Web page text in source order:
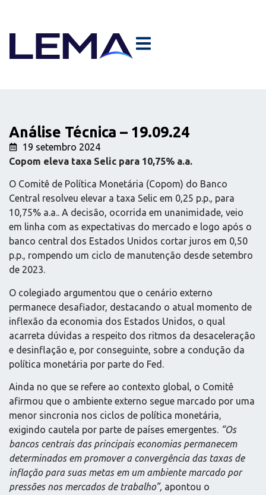
Análise Técnica – 19.09.24
19 setembro 2024
Copom eleva taxa Selic para 10,75% a.a.
O Comitê de Política Monetária (Copom) do Banco
Central resolveu elevar a taxa Selic em 0,25 p.p., para
10,75% a.a.. A decisão, ocorrida em unanimidade, veio
em linha com as expectativas do mercado e logo após o
banco central dos Estados Unidos cortar juros em 0,50
p.p., rompendo um ciclo de manutenção desde setembro
de 2023.
O colegiado argumentou que o cenário externo
permanece desafiador, destacando o atual momento de
inflexão da economia dos Estados Unidos, o qual
acarreta dúvidas a respeito dos ritmos da desaceleração
e desinflação e, por conseguinte, sobre a condução da
política monetária por parte do Fed.
Ainda no que se refere ao contexto global, o Comitê
afirmou que o ambiente externo segue marcado por uma
menor sincronia nos ciclos de política monetária,
exigindo cautela por parte de países emergentes. “Os
bancos centrais das principais economias permanecem
determinados em promover a convergência das taxas de
inflação para suas metas em um ambiente marcado por
pressões nos mercados de trabalho”, apontou o